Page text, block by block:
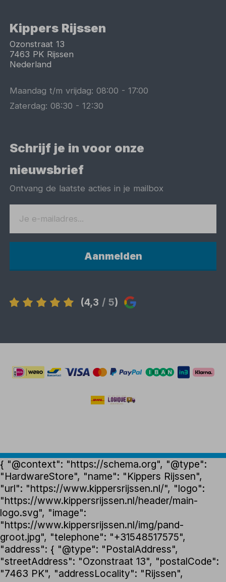
Kippers Rijssen
Ozonstraat 13
7463 PK Rijssen
Nederland
Maandag t/m vrijdag:08:00 -17:00
Zaterdag:08:30 -12:30
Schrijf je in voor onze
nieuwsbrief
Ontvang de laatste acties in je mailbox
Aanmelden
(4,3 / 5)
{ "@context": "https://schema.org", "@type":
"HardwareStore", "name": "Kippers Rijssen",
"url": "https://www.kippersrijssen.nl/", "logo":
"https://www.kippersrijssen.nl/header/main-
logo.svg", "image":
"https://www.kippersrijssen.nl/img/pand-
groot.jpg", "telephone": "+31548517575",
"address": { "@type": "PostalAddress",
"streetAddress": "Ozonstraat 13", "postalCode":
"7463 PK", "addressLocality": "Rijssen",